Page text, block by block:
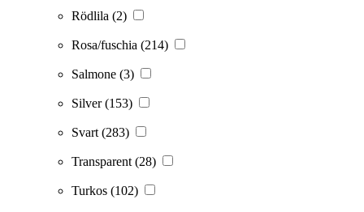
Rödlila (2)
Rosa/fuschia (214)
Salmone (3)
Silver(153)
Svart (283)
Transparent (28)
Turkos (102)